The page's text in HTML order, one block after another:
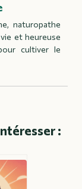
naturopathe
et heureuse
cultiver le
: